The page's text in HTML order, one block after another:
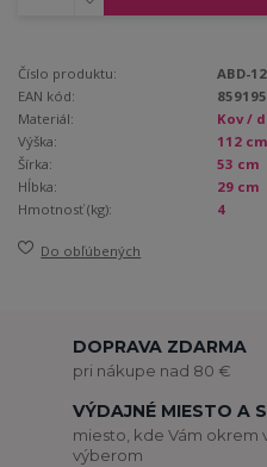
Číslo produktu:
ABD-
EAN kód:
Materiál:
Kov /
Výška:
112 cm
Šírka:
53 cm
Hĺbka:
29 cm
Hmotnosť (kg):
4
Do obľúbených
DOPRAVA ZDARMA
pri nákupe nad 80 €
VÝDAJNÉ MIESTO A
miesto, kde Vám okrem
výberom